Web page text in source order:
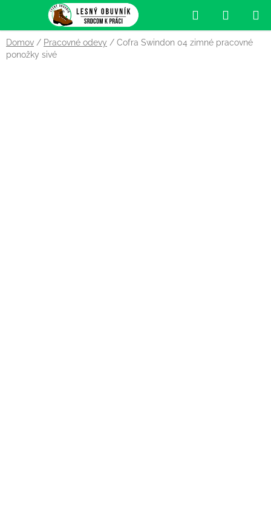
obsah
Hľadať
KOŠÍK
Domov / Pracovné odevy / Cofra Swindon 04 zimné pracovné
ponožky sivé